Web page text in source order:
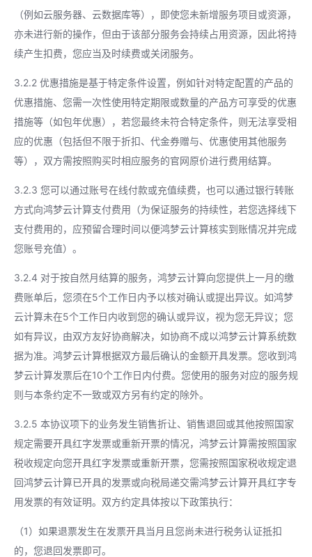
（例如云服务器、云数据库等），即使您未新增服务项目或资源，
亦未进行新的操作，但由于该部分服务会持续占用资源，因此将持
续产生扣费，您应当及时续费或关闭服务。
3.2.2 优惠措施是基于特定条件设置，例如针对特定配置的产品的
优惠措施、您需一次性使用特定期限或数量的产品方可享受的优惠
措施等（如包年优惠），若您最终未符合特定条件，则无法享受相
应的优惠（包括但不限于折扣、代金券赠与、优惠使用其他服务
等），双方需按照购买时相应服务的官网原价进行费用结算。
3.2.3 您可以通过账号在线付款或充值续费，也可以通过银行转账
方式向鸿梦云计算支付费用（为保证服务的持续性，若您选择线下
支付费用的，应预留合理时间以便鸿梦云计算核实到账情况并完成
您账号充值）。
3.2.4 对于按自然月结算的服务，鸿梦云计算向您提供上一月的缴
费账单后，您须在5个工作日内予以核对确认或提出异议。如鸿梦
云计算未在5个工作日内收到您的确认或异议，视为您无异议；您
如有异议，由双方友好协商解决，如协商不成以鸿梦云计算系统数
据为准。鸿梦云计算根据双方最后确认的金额开具发票。您收到鸿
梦云计算发票后在10个工作日内付费。您使用的服务对应的服务规
则与本条约定不一致或双方另有约定的除外。
3.2.5 本协议项下的业务发生销售折让、销售退回或其他按照国家
规定需要开具红字发票或重新开票的情况，鸿梦云计算需按照国家
税收规定向您开具红字发票或重新开票，您需按照国家税收规定退
回鸿梦云计算已开具的发票或向税局递交需鸿梦云计算开具红字专
用发票的有效证明。双方约定具体按以下政策执行：
（1）如果退票发生在发票开具当月且您尚未进行税务认证抵扣
的，您退回发票即可。